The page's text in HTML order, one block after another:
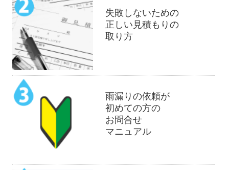
失敗しないための
正しい見積もりの
取り方
雨漏りの依頼が
初めての方の
お問合せ
マニュアル